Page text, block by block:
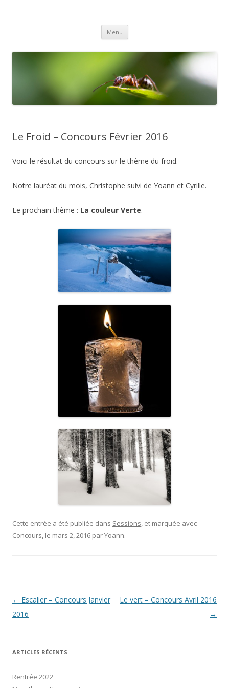
Menu Aller
contenu
Le Froid – Concours Février 2016
Voici le résultat du concours sur le thème du froid.
Notre lauréat du mois, Christophe suivi de Yoann et Cyrille.
Le prochain thème : La couleur Verte.
Cette entrée a été publiée dans Sessions, et marquée avec
Concours, le mars 2, 2016 parYoann.
Navigation
des
← Escalier – Concours Janvier
2016
Le vert – Concours Avril 2016
→
ARTICLES RÉCENTS
Rentrée 2022